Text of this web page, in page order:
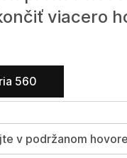
viacero
560
v podržanom hovore